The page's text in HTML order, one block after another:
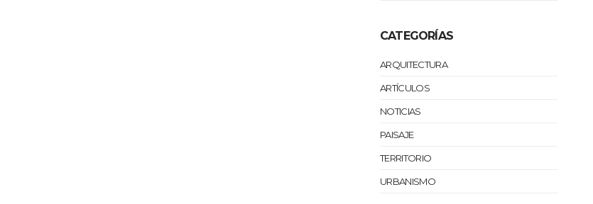
CATEGORÍAS
ARQUITECTURA
ARTÍCULOS
NOTICIAS
PAISAJE
TERRITORIO
URBANISMO